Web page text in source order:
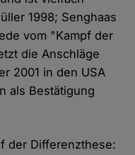
1998; Senghaas
vom "Kampf der
die Anschläge
2001 in den USA
als Bestätigung
der Differenzthese: